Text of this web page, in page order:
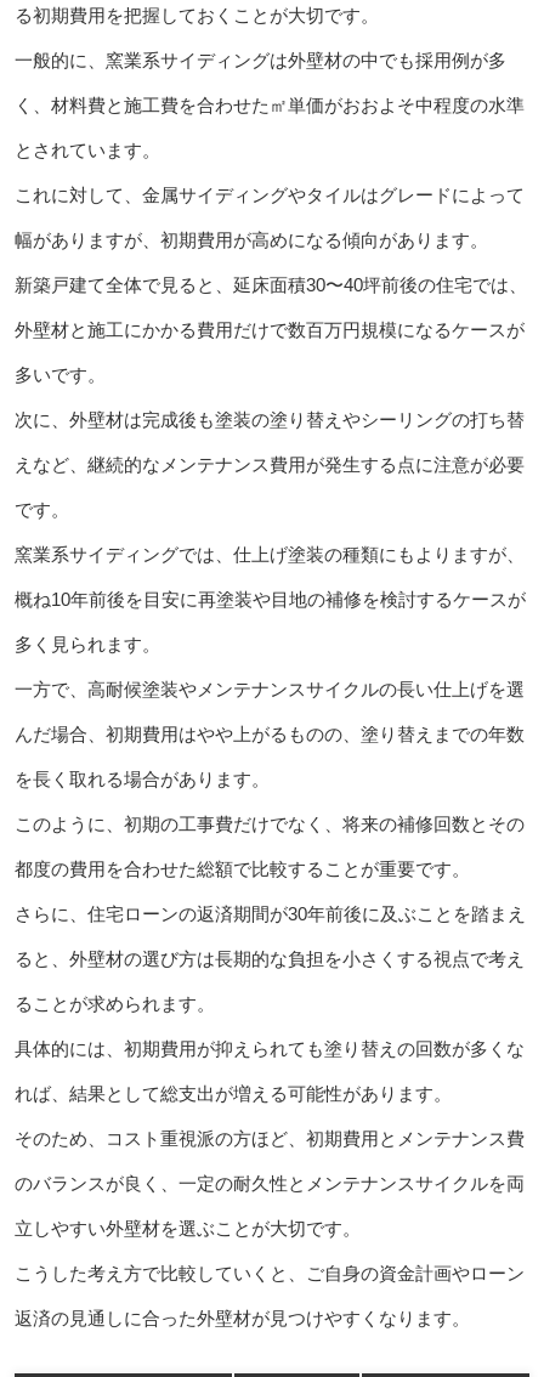
る初期費用を把握しておくことが大切です。
一般的に、窯業系サイディングは外壁材の中でも採用例が多
く、材料費と施工費を合わせた㎡単価がおおよそ中程度の水準
とされています。
これに対して、金属サイディングやタイルはグレードによって
幅がありますが、初期費用が高めになる傾向があります。
新築戸建て全体で見ると、延床面積30〜40坪前後の住宅では、
外壁材と施工にかかる費用だけで数百万円規模になるケースが
多いです。
次に、外壁材は完成後も塗装の塗り替えやシーリングの打ち替
えなど、継続的なメンテナンス費用が発生する点に注意が必要
です。
窯業系サイディングでは、仕上げ塗装の種類にもよりますが、
概ね10年前後を目安に再塗装や目地の補修を検討するケースが
多く見られます。
一方で、高耐候塗装やメンテナンスサイクルの長い仕上げを選
んだ場合、初期費用はやや上がるものの、塗り替えまでの年数
を長く取れる場合があります。
このように、初期の工事費だけでなく、将来の補修回数とその
都度の費用を合わせた総額で比較することが重要です。
さらに、住宅ローンの返済期間が30年前後に及ぶことを踏まえ
ると、外壁材の選び方は長期的な負担を小さくする視点で考え
ることが求められます。
具体的には、初期費用が抑えられても塗り替えの回数が多くな
れば、結果として総支出が増える可能性があります。
そのため、コスト重視派の方ほど、初期費用とメンテナンス費
のバランスが良く、一定の耐久性とメンテナンスサイクルを両
立しやすい外壁材を選ぶことが大切です。
こうした考え方で比較していくと、ご自身の資金計画やローン
返済の見通しに合った外壁材が見つけやすくなります。